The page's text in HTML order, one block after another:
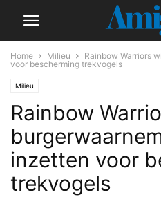
Home Milieu
Rainbow Warriors
voor bescherming trekvogels
Milieu
Rainbow
inzetten voor
trekvogels